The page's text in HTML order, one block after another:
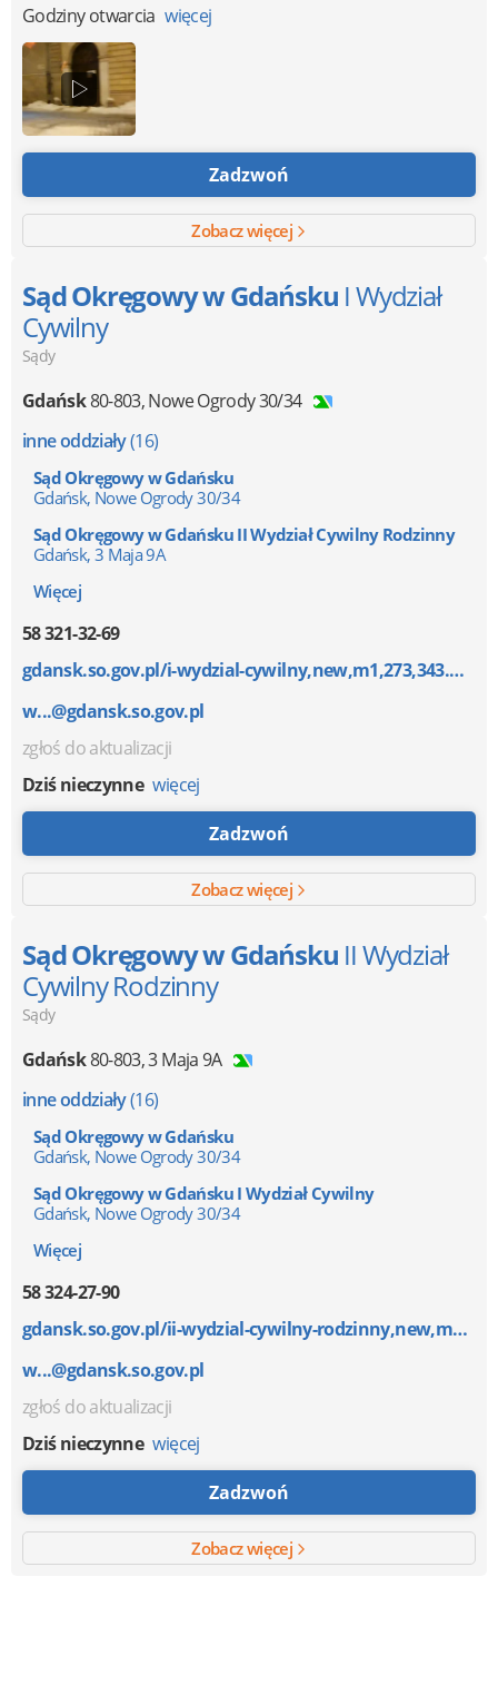
Godziny otwarcia więcej
Zadzwoń
Zobacz więcej
Sąd Okręgowy w Gdańsku I Wydział
Cywilny
Sądy
Gdańsk80-803,Nowe Ogrody 30/34
inne oddziały(16)
Sąd Okręgowy w Gdańsku
Gdańsk, Nowe Ogrody 30/34
Sąd Okręgowy w Gdańsku II Wydział Cywilny Rodzinny
Gdańsk, 3 Maja 9A
Więcej
58 321-32-69
gdansk.so.gov.pl/i-wydzial-cywilny,new,m1,273,343.ht...
w...@gdansk.so.gov.pl
zgłoś do aktualizacji
Dziś nieczynne więcej
Zadzwoń
Zobacz więcej
Sąd Okręgowy w Gdańsku II Wydział
Cywilny Rodzinny
Sądy
Gdańsk80-803,3 Maja 9A
inne oddziały(16)
Sąd Okręgowy w Gdańsku
Gdańsk, Nowe Ogrody 30/34
Sąd Okręgowy w Gdańsku I Wydział Cywilny
Gdańsk, Nowe Ogrody 30/34
Więcej
58 324-27-90
gdansk.so.gov.pl/ii-wydzial-cywilny-rodzinny,new,m1,...
w...@gdansk.so.gov.pl
zgłoś do aktualizacji
Dziś nieczynne więcej
Zadzwoń
Zobacz więcej